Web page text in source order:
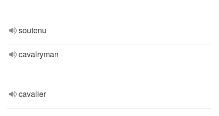
soutenu
cavalryman
cavalier